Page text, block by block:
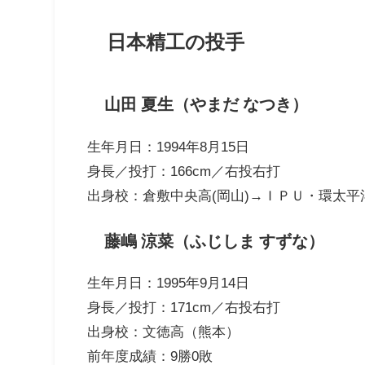
日本精工の投手
山田 夏生（やまだ なつき）
生年月日：1994年8月15日
身長／投打：166cm／右投右打
出身校：倉敷中央高(岡山)→ＩＰＵ・環太平
藤嶋 涼菜（ふじしま すずな）
生年月日：1995年9月14日
身長／投打：171cm／右投右打
出身校：文徳高（熊本）
前年度成績：9勝0敗